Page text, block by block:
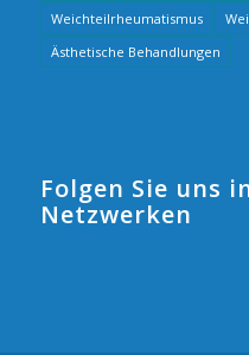
Weichteilrheumatismus
Ästhetische Behandlungen
Folgen Sie uns
Netzwerken